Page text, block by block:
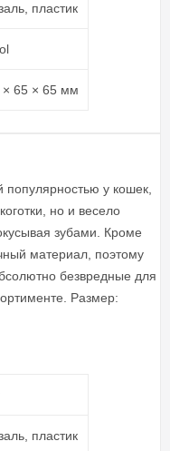
пластик
× 65 × 65 мм
популярностью у кошек,
но и весело
зубами. Кроме
материал, поэтому
безвредные для
Размер:
пластик